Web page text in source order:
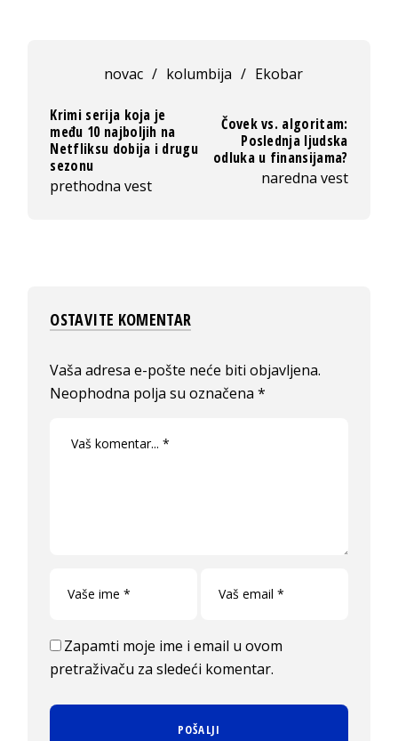
novac / kolumbija / Ekobar
Krimi serija koja je
među 10 najboljih na
Netfliksu dobija i drugu
sezonu
prethodna vest
Čovek vs. algoritam:
Poslednja ljudska
odluka u finansijama?
naredna vest
OSTAVITE KOMENTAR
Vaša adresa e-pošte neće biti objavljena.
Neophodna polja su označena*
Zapamti moje ime i email u ovom
pretraživaču za sledeći komentar.